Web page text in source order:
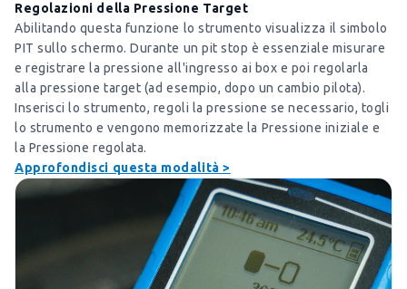
Regolazioni della Pressione Target
Abilitando questa funzione lo strumento visualizza il simbolo
PIT sullo schermo. Durante un pit stop è essenziale misurare
e registrare la pressione all'ingresso ai box e poi regolarla
alla pressione target (ad esempio, dopo un cambio pilota).
Inserisci lo strumento, regoli la pressione se necessario, togli
lo strumento e vengono memorizzate la Pressione iniziale e
la Pressione regolata.
Approfondisci questa modalità >